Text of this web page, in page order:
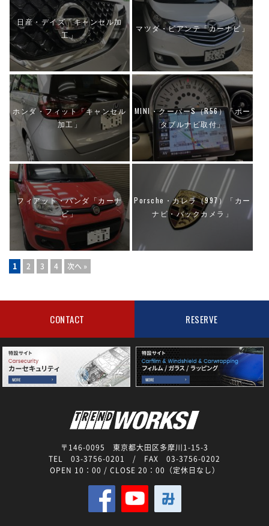
日産・デイズ「キャンセル加
工」
マツダ・ビアンテ「カーナビ」
ホンダ・フィット「キャンセル
加工」
MINI・クーパーS（R56）「ポー
タブルナビ取付」
フィアット・パンダ「カーナ
ビ」
Porsche・カレラ（997）「カー
ナビ・バックカメラ」
1 2 3 4 次へ »
CONTACT RESERVE
〒146-0095 東京都大田区多摩川1-15-3
TEL 03-3756-0201
/ FAX 03-3756-0202
OPEN 10：00 / CLOSE 20：00（定休日なし）